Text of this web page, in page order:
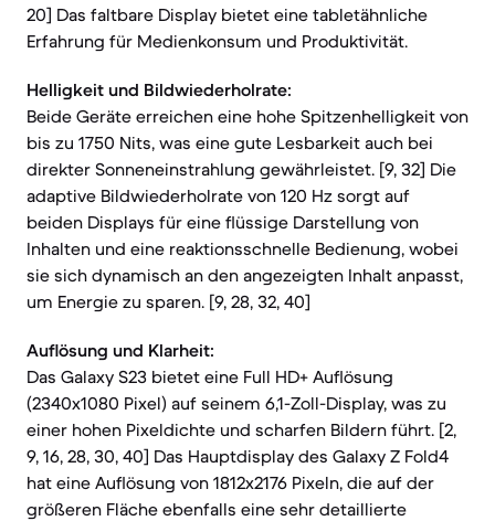
20] Das faltbare Display bietet eine tabletähnliche
Erfahrung für Medienkonsum und Produktivität.
Helligkeit und Bildwiederholrate:
Beide Geräte erreichen eine hohe Spitzenhelligkeit von
bis zu 1750 Nits, was eine gute Lesbarkeit auch bei
direkter Sonneneinstrahlung gewährleistet. [9, 32] Die
adaptive Bildwiederholrate von 120 Hz sorgt auf
beiden Displays für eine flüssige Darstellung von
Inhalten und eine reaktionsschnelle Bedienung, wobei
sie sich dynamisch an den angezeigten Inhalt anpasst,
um Energie zu sparen. [9, 28, 32, 40]
Auflösung und Klarheit:
Das Galaxy S23 bietet eine Full HD+ Auflösung
(2340x1080 Pixel) auf seinem 6,1-Zoll-Display, was zu
einer hohen Pixeldichte und scharfen Bildern führt. [2,
9, 16, 28, 30, 40] Das Hauptdisplay des Galaxy Z Fold4
hat eine Auflösung von 1812x2176 Pixeln, die auf der
größeren Fläche ebenfalls eine sehr detaillierte